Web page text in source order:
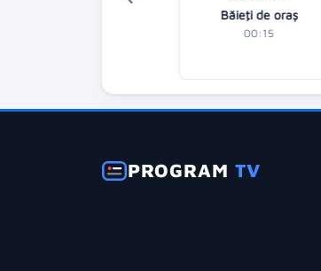
Băieţi de oraş
00:15
PROGRAMTV